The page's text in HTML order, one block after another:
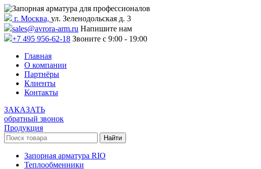
г. Москва, ул. Зеленодольская д. 3
sales@avrora-arm.ru Напишите нам
+7 495 956-62-18 Звоните с 9:00 - 19:00
Главная
О компании
Партнёры
Клиенты
Контакты
ЗАКАЗАТЬ
обратный звонок
Продукция
Запорная арматура RIO
Теплообменники